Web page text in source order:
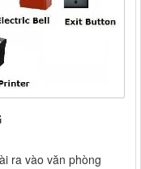
ra vào văn phòng